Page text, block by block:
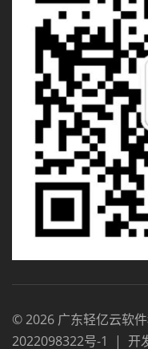
©2026 广东轻亿云软
2022098322号-1
| 开